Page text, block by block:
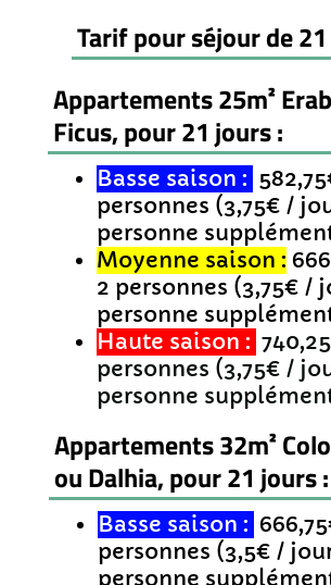
Tarif pour séjour de
Appartements 25m²
Ficus, pour 21 jours :
Basse saison :
personnes (3,75€ /
personne
Moyenne saison :
2 personnes (3,75€ /
personne
Haute saison :
personnes (3,75€ /
personne
Appartements 32m²
ou Dalhia, pour 21 jours :
Basse saison :
personnes (3,5€ /
personne